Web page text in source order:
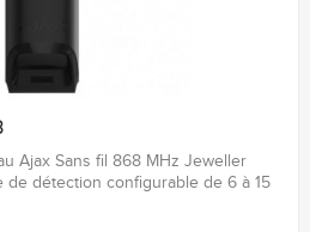
Ajax Sans fil 868 MHz Jeweller
de détection configurable de 6 à 15